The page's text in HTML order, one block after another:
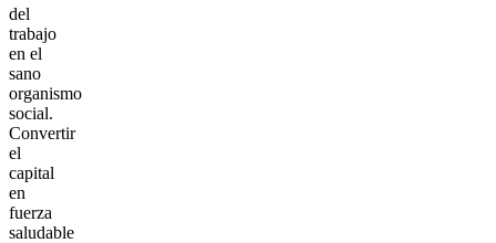
del
trabajo
en el
sano
organismo
social.
Convertir
el
capital
en
fuerza
saludable